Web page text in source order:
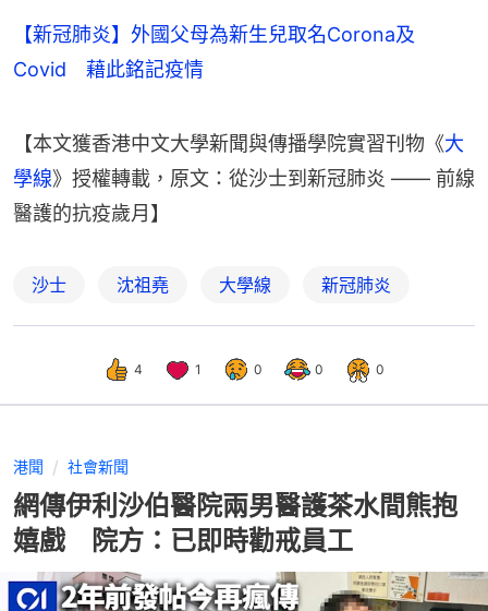
【新冠肺炎】外國父母為新生兒取名Corona及
Covid 藉此銘記疫情
【本文獲香港中文大學新聞與傳播學院實習刊物《大
學線》授權轉載，原文：從沙士到新冠肺炎 —— 前線
醫護的抗疫歲月】
沙士 沈祖堯 大學線 新冠肺炎
4 1 0 0 0
港聞 社會新聞
網傳伊利沙伯醫院兩男醫護茶水間熊抱
嬉戲 院方：已即時勸戒員工